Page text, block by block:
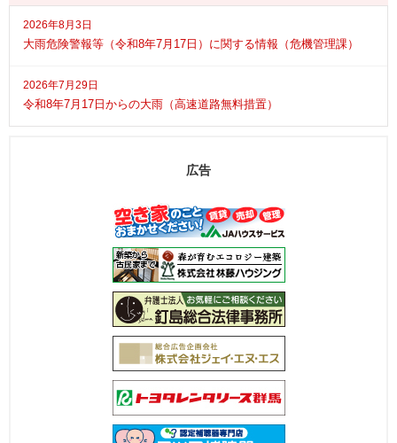
2026年8月3日
大雨危険警報等（令和8年7月17日）に関する情報（危機管理課）
2026年7月29日
令和8年7月17日からの大雨（高速道路無料措置）
広告